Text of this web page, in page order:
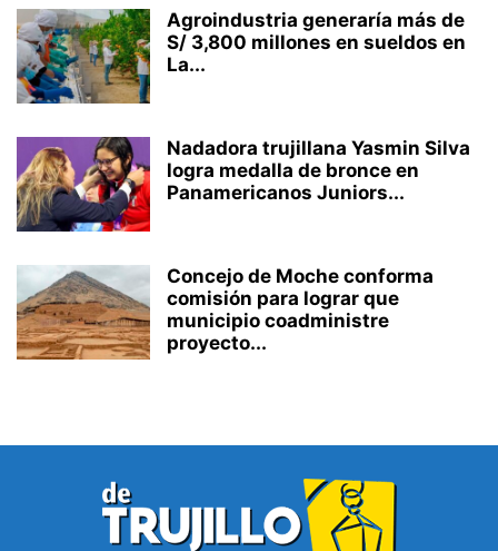
Agroindustria generaría más de
S/ 3,800 millones en sueldos en
La...
Nadadora trujillana Yasmin Silva
logra medalla de bronce en
Panamericanos Juniors...
Concejo de Moche conforma
comisión para lograr que
municipio coadministre
proyecto...